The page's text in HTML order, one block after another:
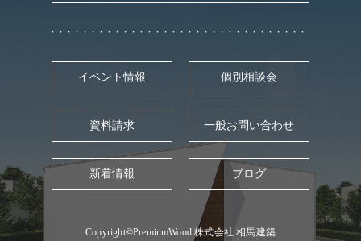
イベント情報 個別相談会
資料請求 一般お問い合わせ
新着情報 ブログ
Copyright©PremiumWood 株式会社 相馬建築